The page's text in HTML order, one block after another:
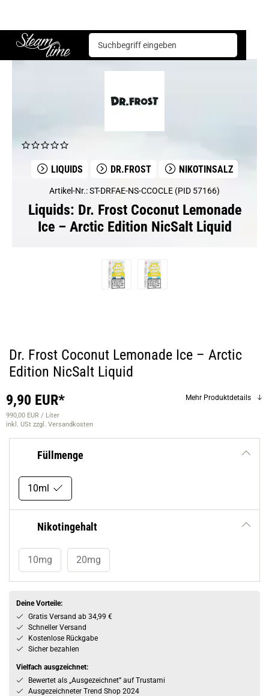
Steam time
Liquids Dr. Frost Coconut Lemonade Ice – Arctic Edition NicSalt Liquid
LIQUIDS DR.FROST NIKOTINSALZ
Artikel-Nr.: ST-DRFAE-NS-CCOCLE (PID 57166)
Liquids: Dr. Frost Coconut Lemonade
Ice – Arctic Edition NicSalt Liquid
Dr. Frost Coconut Lemonade Ice – Arctic
Edition NicSalt Liquid
9,90 EUR*
990,00 EUR / Liter
inkl. USt zzgl. Versandkosten
Mehr Produktdetails
Füllmenge
10ml
Nikotingehalt
10mg 20mg
Deine Vorteile:
Gratis Versand ab 34,99 €
Schneller Versand
Kostenlose Rückgabe
Sicher bezahlen
Vielfach ausgzeichnet:
Bewertet als „Ausgezeichnet” auf Trustami
Ausgezeichneter Trend Shop 2024